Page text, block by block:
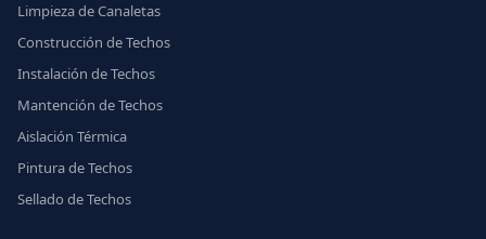
Limpieza de Canaletas
Construcción de Techos
Instalación de Techos
Mantención de Techos
Aislación Térmica
Pintura de Techos
Sellado de Techos